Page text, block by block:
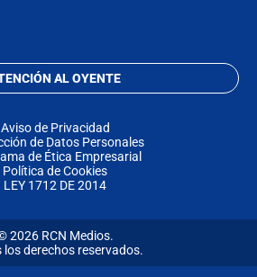
AL OYENTE
Aviso de Privacidad
de Datos Personales
de Ética Empresarial
Política de Cookies
LEY 1712 DE 2014
2026 RCN Medios.
los derechos reservados.